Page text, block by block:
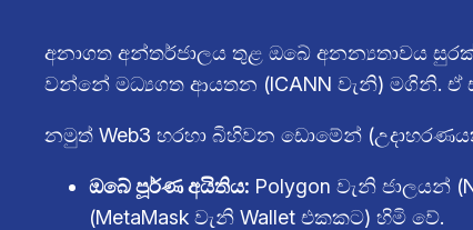
අනාගත අන්තර්ජාලය තුළ ඔබේ අනන්‍යතාවය
වන්නේ මධ්‍යගත ආයතන (ICANN වැනි) මගිනි. ඒ
නමුත් Web3 හරහා බිහිවන ඩොමේන්
ඔබේ පූර්ණ අයිතිය: Polygon වැනි ජාලයන්
(MetaMask වැනි Wallet එකකට) හිමි වේ.